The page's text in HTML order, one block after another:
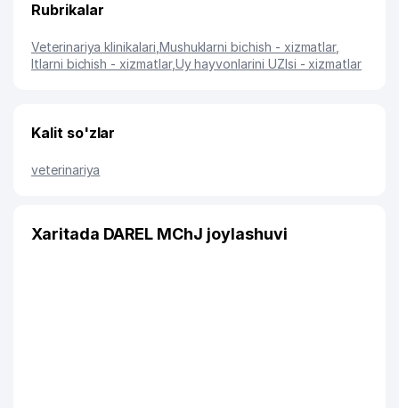
Rubrikalar
Veterinariya klinikalari Mushuklarni bichish - xizmatlar,
Itlarni bichish - xizmatlar,Uy hayvonlarini UZIsi - xizmatlar
Kalit so'zlar
veterinariya
Xaritada DAREL MChJ joylashuvi